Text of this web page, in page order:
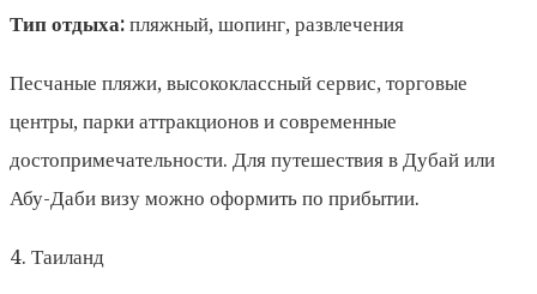
Тип отдыха: пляжный, шопинг, развлечения
Песчаные пляжи, высококлассный сервис, торговые
центры, парки аттракционов и современные
достопримечательности. Для путешествия в Дубай или
Абу-Даби визу можно оформить по прибытии.
4. Таиланд